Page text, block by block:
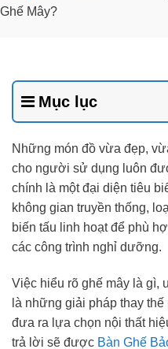
Ghế Mây?
Mục lục
Những món đồ vừa đẹp,
cho người sử dụng luôn
chính là một đại diện tiêu
không gian truyền thống,
biến tấu linh hoạt để phù
các công trình nghỉ dưỡng.
Việc hiểu rõ ghế mây là gì,
là những giải pháp thay
đưa ra lựa chọn nội thất
trả lời sẽ được Bàn Ghế